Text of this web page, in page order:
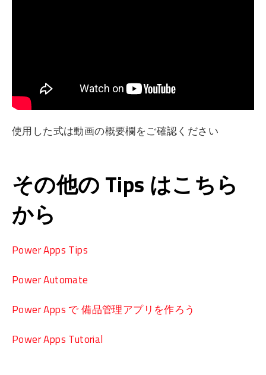
使用した式は動画の概要欄をご確認ください
その他の Tips はこちら
から
Power Apps Tips
Power Automate
Power Apps で 備品管理アプリを作ろう
Power Apps Tutorial